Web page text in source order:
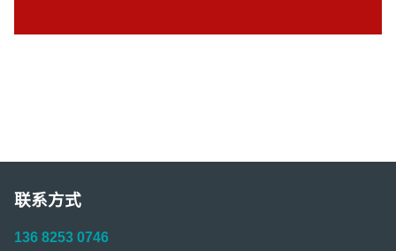
联系方式
136 8253 0746